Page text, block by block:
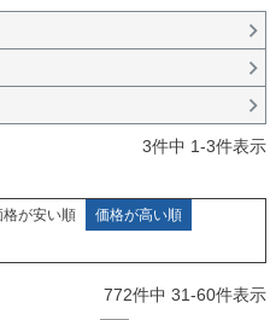
3件中 1-3件表示
格が安い順
価格が高い順
772件中 31-60件表示